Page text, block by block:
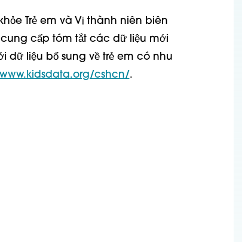
Trẻ em và Vị thành niên biên
cung cấp tóm tắt các dữ liệu mới
dữ liệu bổ sung về trẻ em có nhu
cshcn/.